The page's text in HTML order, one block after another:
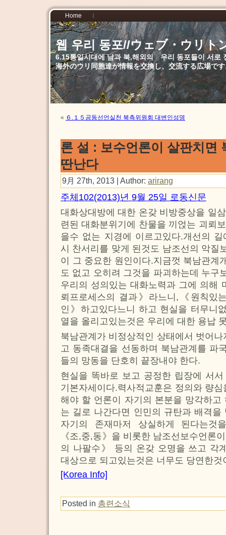
Home
웹 우리 동포//ウェブ・ウリト
6.15통일시대에 남과 북,해외의 우리 동포들이 서로
海外のウリ同胞達が情報を交換し、交流する広場で
« ６.１５공동선언실천 북측위원회 대변인성명
론 설 : 보수언론이 살판치면
딴난다
9月 27th, 2013 | Author: arirang
주체102(2013)년 9월 25일 로동신문
대화상대방에 대한 온갖 비방중상을 일
련된 대화분위기에 찬물을 끼얹는 괴뢰
을수 없는 지경에 이르고있다.개선의
시 찬서리를 맞게 된것도 남조선의 악질
이 그 중요한 원인이다.지금껏 북남관계
도 없고 오히려 그것을 파괴하는데 누구
우리의 성의있는 대화노력과 그에 의해
뢰프로세스의 결과》라느니,《원칙있
인》하고있다느니 하고 현실을 터무니
열을 올리고있는것은 우리에 대한 용납
북남관계가 비정상적인 상태에서 벗어
고 동족대결을 선동하며 북남관계를 파
들의 망동을 단호히 끝장내야 한다.
현실을 똑바로 보고 공정한 립장에 서
기본자세이다.력사적교훈은 정의와 량
해야 할 언론이 자기의 본분을 망각하
는 길로 나간다면 인민의 규탄과 배격
자기의 존재마저 상실하게 된다는것
《조,중,동》을 비롯한 남조선보수언론
의 나팔수》 등의 온갖 오명을 쓰고 각
대상으로 되고있는것은 너무도 당연한것
[Korea Info]
Posted in 총련소식